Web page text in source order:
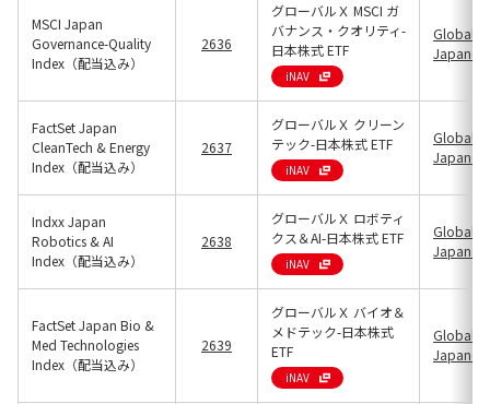
MSCI Japan
Governance-Quality
Index（配当込み）
2636
グローバルＸ MSCI ガ
バナンス・クオリティ-
日本株式 ETF
iNAV
Global X
FactSet Japan
CleanTech & Energy
Index（配当込み）
2637
グローバルＸ クリーン
テック-日本株式 ETF
iNAV
Global X
Indxx Japan
Robotics & AI
Index（配当込み）
2638
グローバルＸ ロボティ
クス＆AI-日本株式 ETF
iNAV
Global X
FactSet Japan Bio &
Med Technologies
Index（配当込み）
2639
グローバルＸ バイオ＆
メドテック-日本株式
ETF
iNAV
Global X